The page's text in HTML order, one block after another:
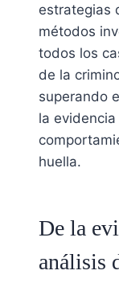
estrategias
métodos
todos los
de la
superando
la
huella.
De la
análisis